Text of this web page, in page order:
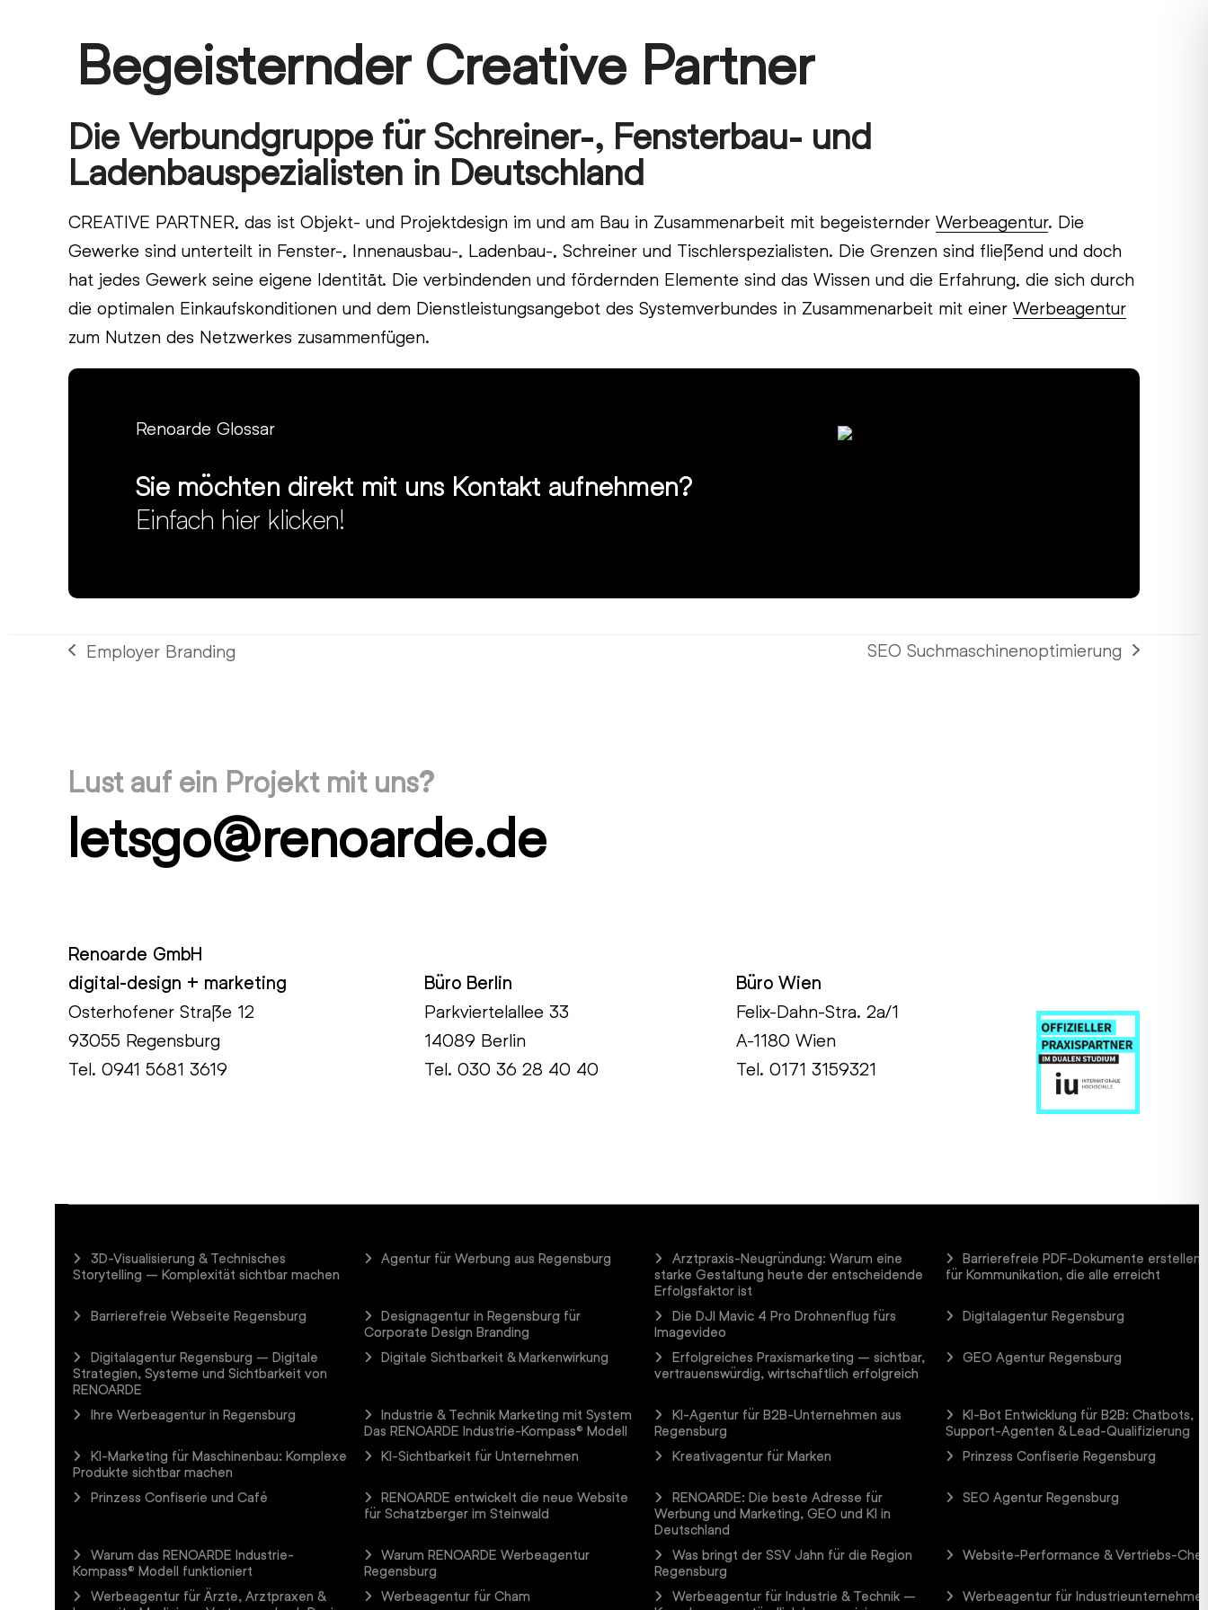
Begeisternder Creative Partner
Die Verbundgruppe für Schreiner-, Fensterbau- und
Ladenbauspezialisten in Deutschland
CREATIVE PARTNER, das ist Objekt- und Projektdesign im und am Bau in Zusammenarbeit mit begeisternderWerbeagentur. Die
Gewerke sind unterteilt in Fenster-, Innenausbau-, Ladenbau-, Schreiner und Tischlerspezialisten. Die Grenzen sind fließend und doch
hat jedes Gewerk seine eigene Identität. Die verbindenden und fördernden Elemente sind das Wissen und die Erfahrung, die sich durch
die optimalen Einkaufskonditionen und dem Dienstleistungsangebot des Systemverbundes in Zusammenarbeit mit einerWerbeagentur
zum Nutzen des Netzwerkes zusammenfügen.
Renoarde Glossar
Sie möchten direkt mit uns Kontakt aufnehmen?
Einfach hier klicken!
vorheriger
Employer Branding
Nächster
SEO Suchmaschinenoptimierung
Lust auf ein Projekt mit uns?
letsgo@renoarde.de
Renoarde GmbH
digital-design + marketing
Osterhofener Straße 12
93055 Regensburg
Tel.0941 5681 3619
Büro Berlin
Parkviertelallee 33
14089 Berlin
Tel.030 36 28 40 40
Büro Wien
Felix-Dahn-Stra. 2a/1
A-1180 Wien
Tel. 0171 3159321
3D-Visualisierung & Technisches
Storytelling – Komplexität sichtbar machen
Agentur für Werbung aus Regensburg
Arztpraxis-Neugründung: Warum eine
starke Gestaltung heute der entscheidende
Erfolgsfaktor ist
Barrierefreie PDF-Dokumente erstellen
für Kommunikation, die alle erreicht
Barrierefreie Webseite Regensburg
Designagentur in Regensburg für
Corporate Design Branding
Die DJI Mavic 4 Pro Drohnenflug fürs
Imagevideo
Digitalagentur Regensburg
Digitalagentur Regensburg – Digitale
Strategien, Systeme und Sichtbarkeit von
RENOARDE
Digitale Sichtbarkeit & Markenwirkung
Erfolgreiches Praxismarketing – sichtbar,
vertrauenswürdig, wirtschaftlich erfolgreich
GEO Agentur Regensburg
Ihre Werbeagentur in Regensburg
Industrie & Technik Marketing mit System
Das RENOARDE Industrie-Kompass® Modell
KI-Agentur für B2B-Unternehmen aus
Regensburg
KI-Bot Entwicklung für B2B: Chatbots,
Support-Agenten & Lead-Qualifizierung
KI-Marketing für Maschinenbau: Komplexe
Produkte sichtbar machen
KI-Sichtbarkeit für Unternehmen Kreativagentur für Marken Prinzess Confiserie Regensburg
Prinzess Confiserie und Café
RENOARDE entwickelt die neue Website
für Schatzberger im Steinwald
RENOARDE: Die beste Adresse für
Werbung und Marketing, GEO und KI in
Deutschland
SEO Agentur Regensburg
Warum das RENOARDE Industrie-
Kompass® Modell funktioniert
Warum RENOARDE Werbeagentur
Regensburg
Was bringt der SSV Jahn für die Region
Regensburg
Website-Performance & Vertriebs-
Werbeagentur für Ärzte, Arztpraxen &
Werbeagentur für Cham
Werbeagentur für Industrie & Technik –
Werbeagentur für